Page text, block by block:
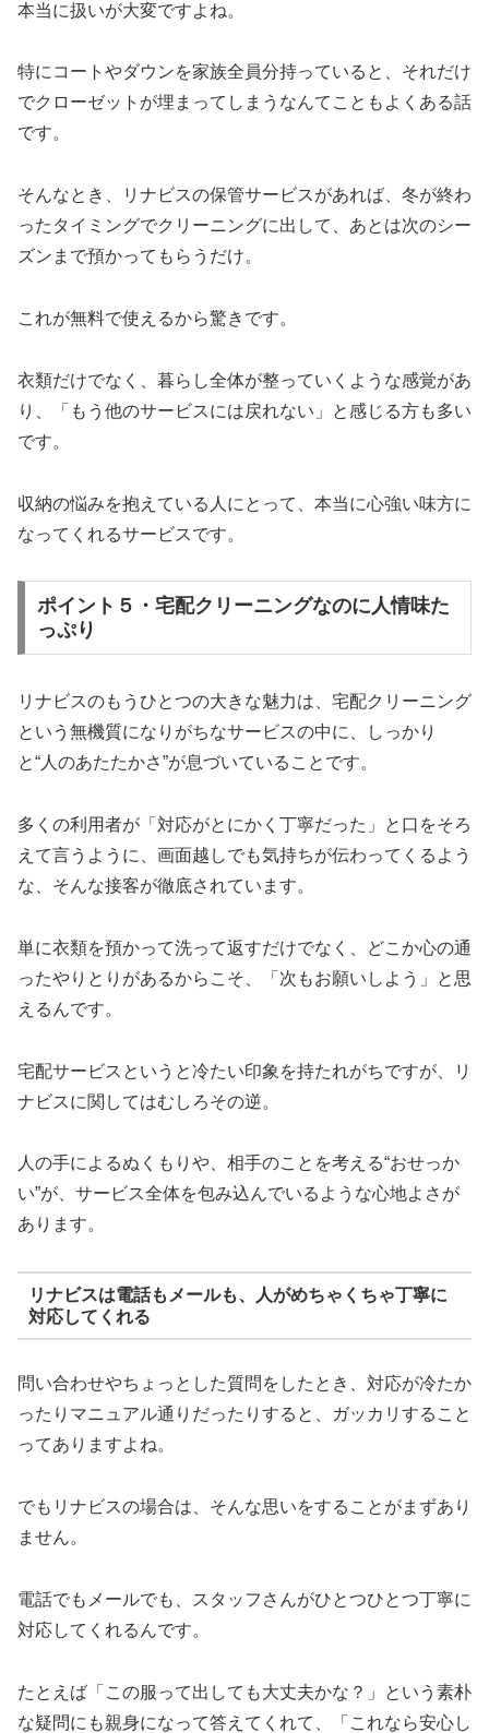
本当に扱いが大変ですよね。
特にコートやダウンを家族全員分持っていると、それだけ
でクローゼットが埋まってしまうなんてこともよくある話
です。
そんなとき、リナビスの保管サービスがあれば、冬が終わ
ったタイミングでクリーニングに出して、あとは次のシー
ズンまで預かってもらうだけ。
これが無料で使えるから驚きです。
衣類だけでなく、暮らし全体が整っていくような感覚があ
り、「もう他のサービスには戻れない」と感じる方も多い
です。
収納の悩みを抱えている人にとって、本当に心強い味方に
なってくれるサービスです。
ポイント５・宅配クリーニングなのに人情味た
っぷり
リナビスのもうひとつの大きな魅力は、宅配クリーニング
という無機質になりがちなサービスの中に、しっかり
と“人のあたたかさ”が息づいていることです。
多くの利用者が「対応がとにかく丁寧だった」と口をそろ
えて言うように、画面越しでも気持ちが伝わってくるよう
な、そんな接客が徹底されています。
単に衣類を預かって洗って返すだけでなく、どこか心の通
ったやりとりがあるからこそ、「次もお願いしよう」と思
えるんです。
宅配サービスというと冷たい印象を持たれがちですが、リ
ナビスに関してはむしろその逆。
人の手によるぬくもりや、相手のことを考える“おせっか
い”が、サービス全体を包み込んでいるような心地よさが
あります。
リナビスは電話もメールも、人がめちゃくちゃ丁寧に
対応してくれる
問い合わせやちょっとした質問をしたとき、対応が冷たか
ったりマニュアル通りだったりすると、ガッカリすること
ってありますよね。
でもリナビスの場合は、そんな思いをすることがまずあり
ません。
電話でもメールでも、スタッフさんがひとつひとつ丁寧に
対応してくれるんです。
たとえば「この服って出しても大丈夫かな？」という素朴
な疑問にも親身になって答えてくれて、「これなら安心し